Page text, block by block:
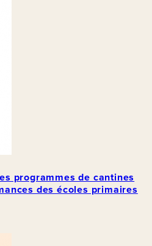
programmes de cantines
des écoles primaires